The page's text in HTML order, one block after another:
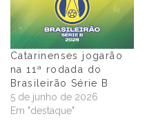
Catarinenses jogarão
na 11ª rodada do
Brasileirão Série B
5 de junho de 2026
Em "destaque"